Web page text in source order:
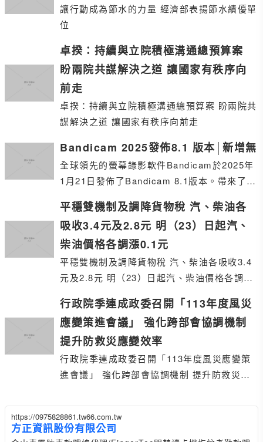
讓行動成為節水的力量 經濟部表揚節水績優單
位
卓揆：持續與立院積極溝通總預算案
盼兩院共謀解決之道 讓國家有秩序向
前走
卓揆：持續與立院積極溝通總預算案 盼兩院共
謀解決之道 讓國家有秩序向前走
Bandicam 2025發佈8.1 版本│新增無
全球領先的螢幕錄影軟件Bandicam於2025年
1月21日發佈了Bandicam 8.1版本。帶來了一
平穩雙機制及調降貨物稅 汽、柴油各
吸收3.4元及2.8元 明（23）日起汽、
柴油價格各調漲0.1元
平穩雙機制及調降貨物稅 汽、柴油各吸收3.4
元及2.8元 明（23）日起汽、柴油價格各調漲
行政院季連成政委召開「113年度風災
應變策進會議」 強化跨部會協調機制
提升防救災應變效率
行政院季連成政委召開「113年度風災應變策
進會議」 強化跨部會協調機制 提升防救災應
https://0975828861.tw66.com.tw
方正資訊股份有限公司